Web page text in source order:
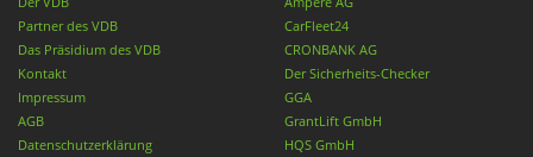
Partner des VDB
Das Präsidium des VDB
Kontakt
Impressum
AGB
Datenschutzerklärung
CarFleet24
CRONBANK AG
Der Sicherheits-Checker
GGA
GrantLift GmbH
HQS GmbH